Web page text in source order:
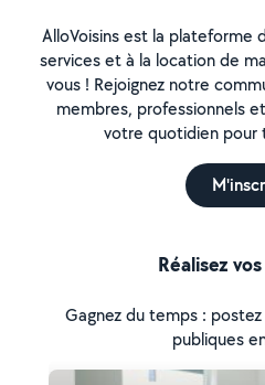
AlloVoisins est la plateforme
services et à la location de
vous ! Rejoignez notre
membres, professionnels
votre quotidien pour
Réalisez
Gagnez du temps :
publiques